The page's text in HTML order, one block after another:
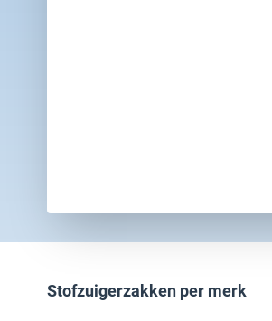
Stofzuigerzakken per merk